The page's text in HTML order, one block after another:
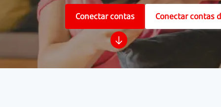
Conectar contas Conectar contas